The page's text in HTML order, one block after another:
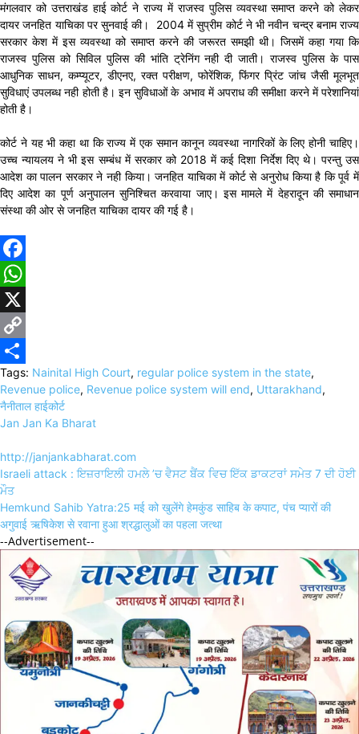
मंगलवार को उत्तराखंड हाई कोर्ट ने राज्य में राजस्व पुलिस व्यवस्था समाप्त करने को लेकर
दायर जनहित याचिका पर सुनवाई की। 2004 में सुप्रीम कोर्ट ने भी नवीन चन्द्र बनाम राज्य
सरकार केश में इस व्यवस्था को समाप्त करने की जरूरत समझी थी। जिसमें कहा गया कि
राजस्व पुलिस को सिविल पुलिस की भांति ट्रेनिंग नही दी जाती। राजस्व पुलिस के पास
आधुनिक साधन, कम्प्यूटर, डीएनए, रक्त परीक्षण, फोरेंशिक, फिंगर प्रिंट जांच जैसी मूलभूत
सुविधाएं उपलब्ध नही होती है। इन सुविधाओं के अभाव में अपराध की समीक्षा करने में परेशानियां
होती है।
कोर्ट ने यह भी कहा था कि राज्य में एक समान कानून व्यवस्था नागरिकों के लिए होनी चाहिए।
उच्च न्यायलय ने भी इस सम्बंध में सरकार को 2018 में कई दिशा निर्देश दिए थे। परन्तु उस
आदेश का पालन सरकार ने नही किया। जनहित याचिका में कोर्ट से अनुरोध किया है कि पूर्व में
दिए आदेश का पूर्ण अनुपालन सुनिश्चित करवाया जाए। इस मामले में देहरादून की समाधान
संस्था की ओर से जनहित याचिका दायर की गई है।
Facebook
WhatsApp
X
Copy
Link
Share
Tags: Nainital High Court, regular police system in the state,
Revenue police, Revenue police system will end, Uttarakhand,
नैनीताल हाईकोर्ट
Jan Jan Ka Bharat
http://janjankabharat.com
Post
navigation
Israeli attack : ਇਜ਼ਰਾਇਲੀ ਹਮਲੇ ’ਚ ਵੈਸਟ ਬੈਂਕ ਵਿਚ ਇੱਕ ਡਾਕਟਰਾਂ ਸਮੇਤ 7 ਦੀ ਹੋਈ
ਮੌਤ
Hemkund Sahib Yatra:25 मई को खुलेंगे हेमकुंड साहिब के कपाट, पंच प्यारों की
अगुवाई ऋषिकेश से रवाना हुआ श्रद्धालुओं का पहला जत्था
--Advertisement--